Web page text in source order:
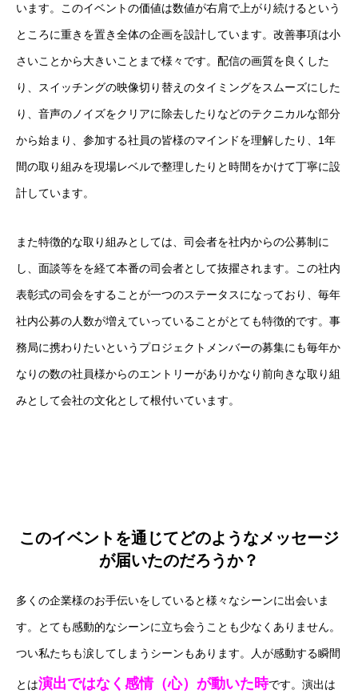
います。このイベントの価値は数値が右肩で上がり続けるという
ところに重きを置き全体の企画を設計しています。改善事項は小
さいことから大きいことまで様々です。配信の画質を良くした
り、スイッチングの映像切り替えのタイミングをスムーズにした
り、音声のノイズをクリアに除去したりなどのテクニカルな部分
から始まり、参加する社員の皆様のマインドを理解したり、1年
間の取り組みを現場レベルで整理したりと時間をかけて丁寧に設
計しています。
また特徴的な取り組みとしては、司会者を社内からの公募制に
し、面談等をを経て本番の司会者として抜擢されます。この社内
表彰式の司会をすることが一つのステータスになっており、毎年
社内公募の人数が増えていっていることがとても特徴的です。事
務局に携わりたいというプロジェクトメンバーの募集にも毎年か
なりの数の社員様からのエントリーがありかなり前向きな取り組
みとして会社の文化として根付いています。
このイベントを通じてどのようなメッセージ
が届いたのだろうか？
多くの企業様のお手伝いをしていると様々なシーンに出会いま
す。とても感動的なシーンに立ち会うことも少なくありません。
つい私たちも涙してしまうシーンもあります。人が感動する瞬間
とは演出ではなく感情（心）が動いた時です。演出は